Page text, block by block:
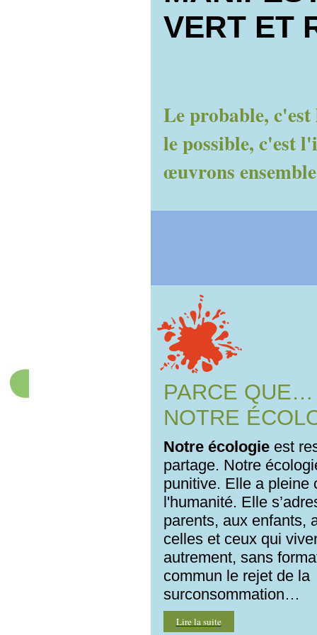
VERT ET
Le probable,
le possible, c'est
œuvrons
PARCE QUE…
NOTRE
Notre écologieest
partage. Notre
punitive. Elle a pleine
l'humanité. Elle
parents, aux enfants,
celles et ceux qui
autrement, sans
commun le rejet de la
surconsommation…
Lire la suite